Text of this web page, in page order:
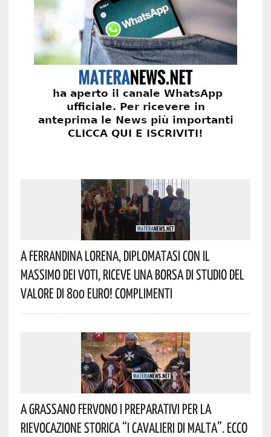
A Ferrandina Lorena, Diplomatasi Con Il
Massimo Dei Voti, Riceve Una Borsa Di Studio Del
Valore Di 800 Euro! Complimenti
A Grassano Fervono I Preparativi Per La
Rievocazione Storica “I CAVALIERI DI MALTA”. Ecco